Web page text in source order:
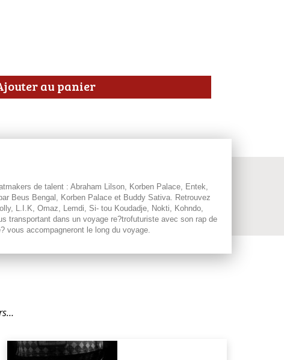
au panier
de talent : Abraham Lilson, Korben Palace, Entek,
Beus Bengal, Korben Palace et Buddy Sativa. Retrouvez
L.I.K, Omaz, Lemdi, Si- tou Koudadje, Nokti, Kohndo,
transportant dans un voyage re?trofuturiste avec son rap de
vous accompagneront le long du voyage.